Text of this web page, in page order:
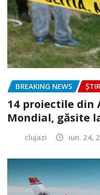
BREAKING NEWS
14 proiectile din
Mondial, găsite
clujazi iun. 24,